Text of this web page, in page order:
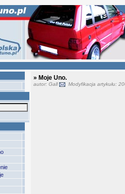
» Moje Uno.
autor: Gall Modyfikacja artykułu: